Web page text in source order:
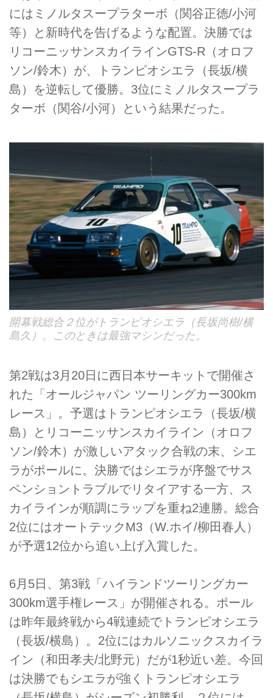
にはミノルタスープラターボ（関谷正徳/小河
等）と新時代を告げるような配置。決勝では
リコーニッサンスカイラインGTS-R（オロフ
ソン/鈴木）が、トランピオシエラ（長坂/横
島）を逆転して優勝。3位にミノルタスープラ
ターボ（関谷/小河）という結果だった。
開幕戦総合２位がトランピオシエラ（長坂尚樹/横
島久）。このときは最強マシンだった。
第2戦は3月20日に西日本サーキットで開催さ
れた「オールジャパン ツーリングカー300km
レース」。予選はトランピオシエラ（長坂/横
島）とリコーニッサンスカイライン（オロフ
ソン/鈴木）が激しいアタック合戦の末、シエ
ラがポールに。決勝ではシエラが序盤でサス
ペンショントラブルでリタイアする一方、ス
カイラインが順調にラップを重ね2連勝。総合
2位にはオートテックM3（W.ホイ/柳田春人）
が予選12位から追い上げ入賞した。
6月5日、第3戦「ハイランドツーリングカー
300km選手権レース」が開催される。ポール
は昨年最終戦から4戦連続でトランピオシエラ
（長坂/横島）。2位にはカルソニックスカイラ
イン（和田孝夫/北野元）だが1秒近い差。今回
は決勝でもシエラが強くトランピオシエラ